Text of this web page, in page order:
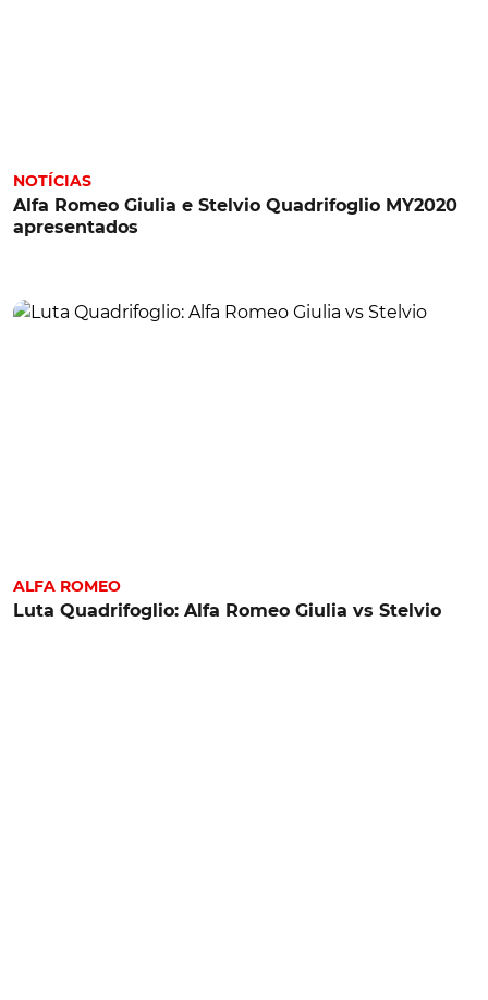
NOTÍCIAS
Alfa Romeo Giulia e Stelvio Quadrifoglio MY2020
apresentados
ALFA ROMEO
Luta Quadrifoglio: Alfa Romeo Giulia vs Stelvio